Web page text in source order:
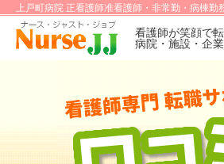
上戸町病院 正看護師准看護師・非常勤・病棟
看護師が笑顔で
病院・施設・企